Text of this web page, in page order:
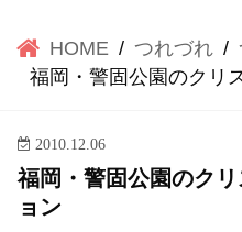
HOME つれづれ
福岡・警固公園のクリ
2010.12.06
福岡・警固公園のク
ョン